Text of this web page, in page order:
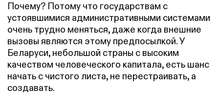
Почему? Потому что государствам с
устоявшимися административными системами
очень трудно меняться, даже когда внешние
вызовы являются этому предпосылкой. У
Беларуси, небольшой страны с высоким
качеством человеческого капитала, есть шанс
начать с чистого листа, не перестраивать, а
создавать.